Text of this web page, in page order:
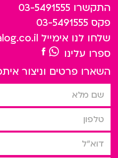
התקשרו 03-5491555
פקס 03-5491555
שלחו לנו אימייל
ספרו עלינו
השארו פרטים וניצור
שם מלא
טלפון
דוא”ל